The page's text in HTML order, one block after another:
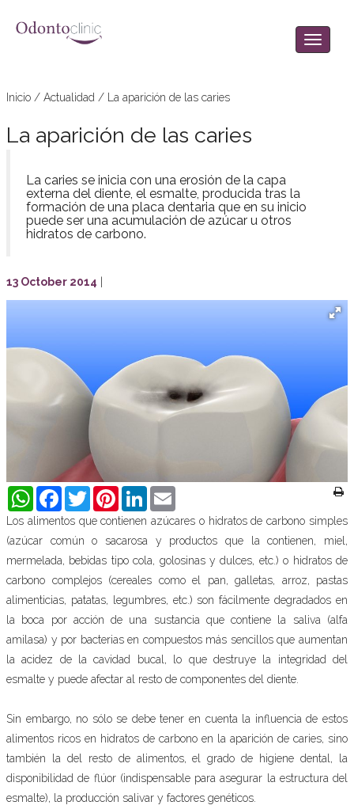
Inicio / Actualidad / La aparición de las caries
La aparición de las caries
La caries se inicia con una erosión de la capa
externa del diente, el esmalte, producida tras la
formación de una placa dentaria que en su inicio
puede ser una acumulación de azúcar u otros
hidratos de carbono.
13 October 2014
WhatsAppFacebookTwitterPinterestLinkedIn
Los alimentos que contienen azúcares o hidratos de carbono simples
(azúcar común o sacarosa y productos que la contienen, miel,
mermelada, bebidas tipo cola, golosinas y dulces, etc.) o hidratos de
carbono complejos (cereales como el pan, galletas, arroz, pastas
alimenticias, patatas, legumbres, etc.) son fácilmente degradados en
la boca por acción de una sustancia que contiene la saliva (alfa
amilasa) y por bacterias en compuestos más sencillos que aumentan
la acidez de la cavidad bucal, lo que destruye la integridad del
esmalte y puede afectar al resto de componentes del diente.
Sin embargo, no sólo se debe tener en cuenta la influencia de estos
alimentos ricos en hidratos de carbono en la aparición de caries, sino
también la del resto de alimentos, el grado de higiene dental, la
disponibilidad de flúor (indispensable para asegurar la estructura del
esmalte), la producción salivar y factores genéticos.